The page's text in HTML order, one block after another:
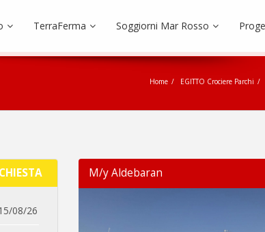
TerraFerma Soggiorni Mar Rosso
Home EGITTO Crociere Parchi
08/26
M/y Aldebaran